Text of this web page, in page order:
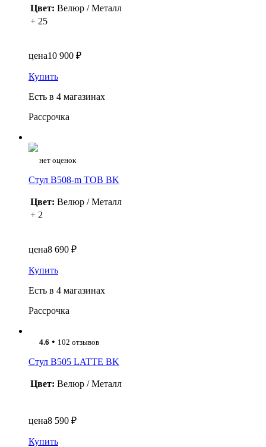
Цвет: Велюр / Металл
+ 25
цена10 900 ₽
Купить
Есть в 4 магазинах
Рассрочка
нет оценок
Стул B508-m TOB BK
Цвет: Велюр / Металл
+ 2
цена8 690 ₽
Купить
Есть в 4 магазинах
Рассрочка
4.6 • 102 отзывов
Стул B505 LATTE BK
Цвет: Велюр / Металл
цена8 590 ₽
Купить